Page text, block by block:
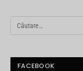
FACEBOOK